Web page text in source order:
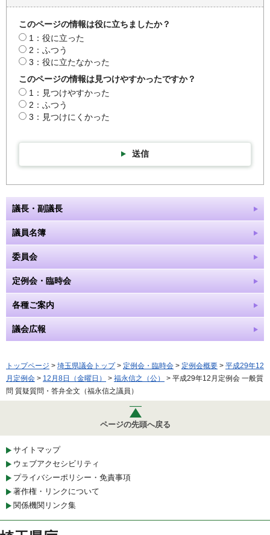
このページの情報は役に立ちましたか？
1：役に立った
2：ふつう
3：役に立たなかった
このページの情報は見つけやすかったですか？
1：見つけやすかった
2：ふつう
3：見つけにくかった
送信
議長・副議長
議員名簿
委員会
定例会・臨時会
各種ご案内
議会広報
トップページ > 埼玉県議会トップ> 定例会・臨時会 > 定例会概要 > 平成29年12
月定例会 > 12月8日（金曜日） > 福永信之（公）
> 平成29年12月定例会 一般質
問 質疑質問・答弁全文（福永信之議員）
ページの先頭へ戻る
サイトマップ
ウェブアクセシビリティ
プライバシーポリシー・免責事項
著作権・リンクについて
関係機関リンク集